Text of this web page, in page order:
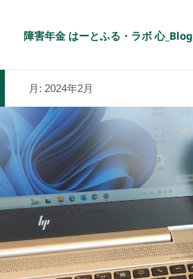
障害年金 はーとふる・ラボ 心_Blog
月: 2024年2月